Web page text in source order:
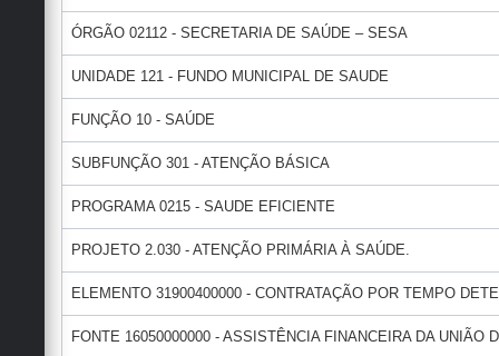
ÓRGÃO 02112 - SECRETARIA DE SAÚDE – SESA
UNIDADE 121 - FUNDO MUNICIPAL DE SAUDE
FUNÇÃO 10 - SAÚDE
SUBFUNÇÃO 301 - ATENÇÃO BÁSICA
PROGRAMA 0215 - SAUDE EFICIENTE
PROJETO 2.030 - ATENÇÃO PRIMÁRIA À SAÚDE.
ELEMENTO 31900400000 - CONTRATAÇÃO POR TEMPO
FONTE 16050000000 - ASSISTÊNCIA FINANCEIRA DA UNIÃO